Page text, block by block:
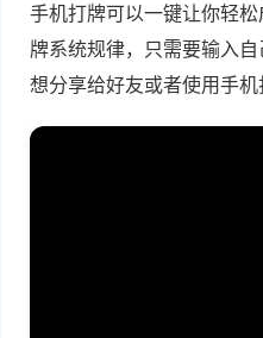
手机打牌可以一键让你轻
牌系统规律，只需要输入
想分享给好友或者使用手机